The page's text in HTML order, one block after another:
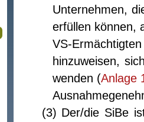
Unternehmen,
erfüllen können,
VS-
hinzuweisen,
wenden (Anlage
(3) Der/die SiBe